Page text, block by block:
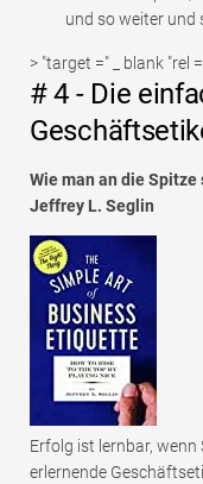
und so weiter und
> "target =" _ blank "rel
# 4 - Die
Wie man an die
Jeffrey L. Seglin
Erfolg ist lernbar, wenn
erlernende